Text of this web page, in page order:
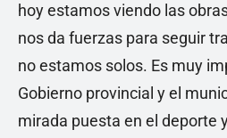
hoy estamos viendo las
nos da fuerzas para seguir
no estamos solos. Es muy
Gobierno provincial y el
mirada puesta en el deporte